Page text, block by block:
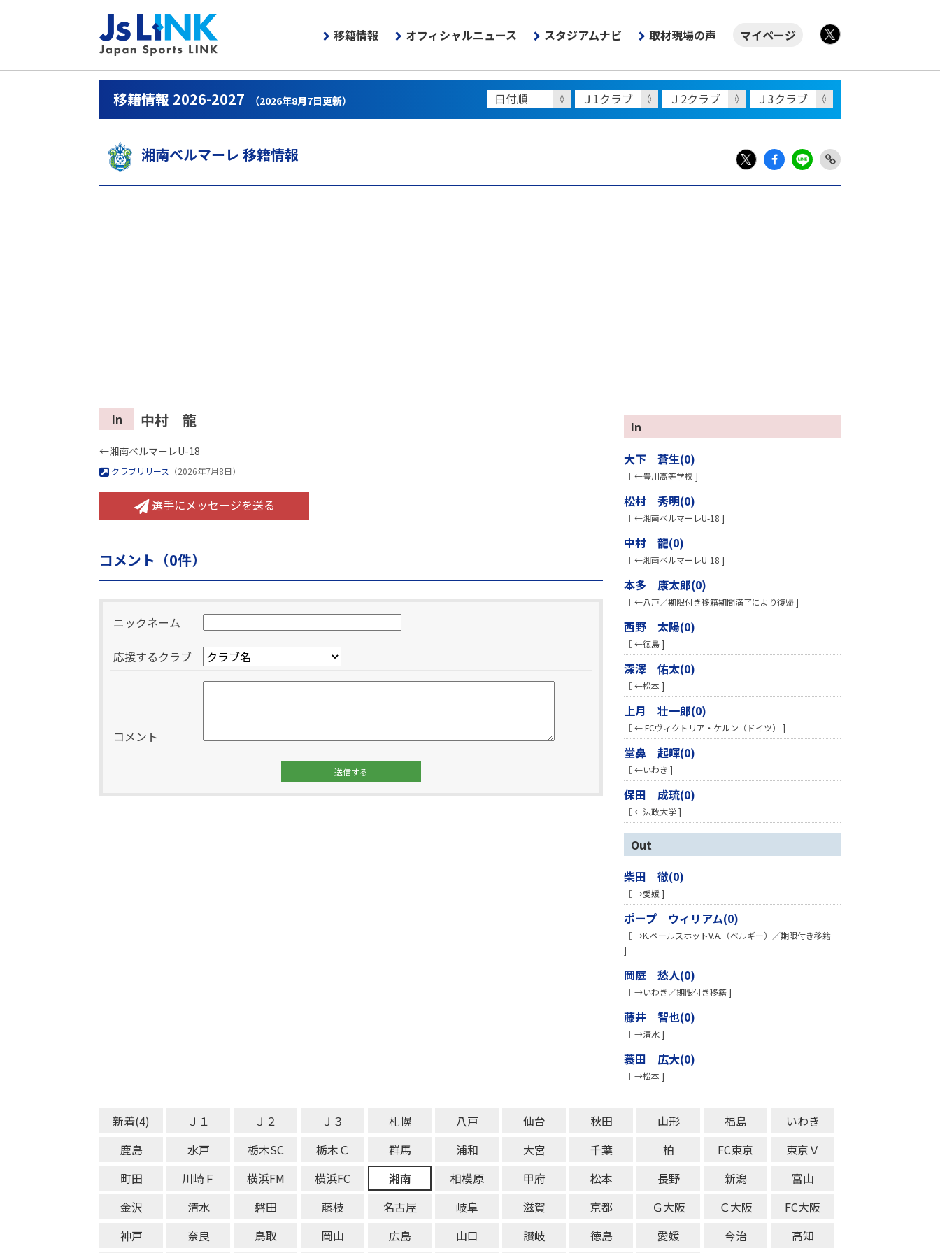
移籍情報 オフィシャルニュース スタジアムナビ 取材現場の声
マイページ
移籍情報 2026-2027 （2026年8月7日更新）
湘南ベルマーレ 移籍情報
X
Fac LIN Link
In 中村 龍
←湘南ベルマーレU-18
クラブリリース （2026年7月8日）
選手にメッセージを送る
コメント（0件）
ニックネーム
応援するクラブ
コメント
In
大下 蒼生(0)
［ ←豊川高等学校 ]
松村 秀明(0)
［ ←湘南ベルマーレU-18 ]
中村 龍(0)
［ ←湘南ベルマーレU-18 ]
本多 康太郎(0)
［ ←八戸／期限付き移籍期間満了により復帰 ]
西野 太陽(0)
［ ←徳島 ]
深澤 佑太(0)
［ ←松本 ]
上月 壮一郎(0)
［ ← FCヴィクトリア・ケルン（ドイツ） ]
堂鼻 起暉(0)
［ ←いわき ]
保田 成琉(0)
［ ←法政大学 ]
Out
柴田 徹(0)
［ →愛媛 ]
ポープ ウィリアム(0)
［ →K.ベールスホットV.A.（ベルギー）／期限付き移籍
]
岡庭 愁人(0)
［ →いわき／期限付き移籍 ]
藤井 智也(0)
［ →清水 ]
蓑田 広大(0)
［ →松本 ]
新着(4) Ｊ１ Ｊ２ Ｊ３ 札幌 八戸 仙台 秋田 山形 福島
いわき
鹿島
水戸 栃木SC 栃木Ｃ 群馬 浦和 大宮 千葉 柏 FC東京
東京Ｖ
町田
川崎Ｆ 横浜FM 横浜FC 湘南 相模原 甲府 松本 長野 新潟
富山
金沢
清水 磐田 藤枝 名古屋 岐阜 滋賀 京都 Ｇ大阪 Ｃ大阪
FC大阪
神戸
奈良 鳥取 岡山 広島 山口 讃岐 徳島 愛媛 今治 高知